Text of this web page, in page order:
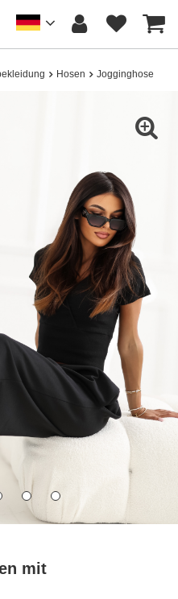
Hosen Jogginghose
mit